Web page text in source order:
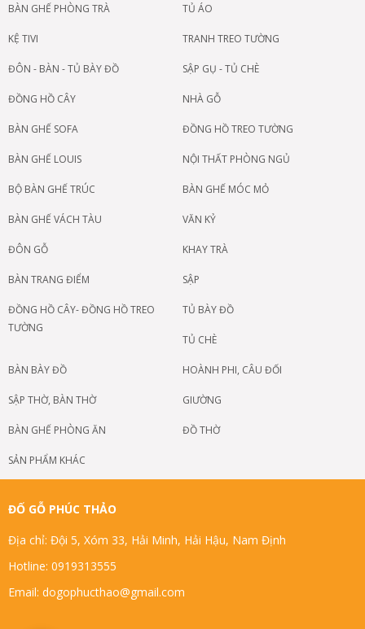
BÀN GHẾ PHÒNG TRÀ TỦ ÁO
KỆ TIVI TRANH TREO TƯỜNG
ĐÔN - BÀN - TỦ BÀY ĐỒ SẬP GỤ - TỦ CHÈ
ĐỒNG HỒ CÂY NHÀ GỖ
BÀN GHẾ SOFA ĐỒNG HỒ TREO TƯỜNG
BÀN GHẾ LOUIS NỘI THẤT PHÒNG NGỦ
BỘ BÀN GHẾ TRÚC BÀN GHẾ MÓC MỎ
BÀN GHẾ VÁCH TÀU VĂN KỶ
ĐÔN GỖ KHAY TRÀ
BÀN TRANG ĐIỂM SẬP
ĐỒNG HỒ CÂY- ĐỒNG HỒ TREO
TƯỜNG
TỦ BÀY ĐỒ
TỦ CHÈ
BÀN BÀY ĐỒ HOÀNH PHI, CÂU ĐỐI
SẬP THỜ, BÀN THỜ GIƯỜNG
BÀN GHẾ PHÒNG ĂN ĐỒ THỜ
SẢN PHẨM KHÁC
ĐỐ GỖ PHÚC THẢO
Địa chỉ: Đội 5, Xóm 33, Hải Minh, Hải Hậu, Nam Định
Hotline: 0919313555
Email: dogophucthao@gmail.com